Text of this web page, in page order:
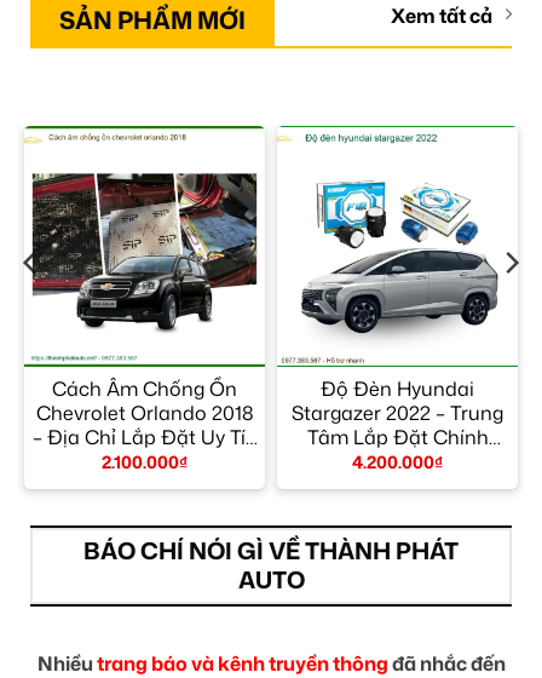
SẢN PHẨM MỚI Xem tất cả
Cách Âm Chống Ồn
Chevrolet Orlando 2018
– Địa Chỉ Lắp Đặt Uy Tín
TPHCM
2.100.000₫
Độ Đèn Hyundai
Stargazer 2022 – Trung
Tâm Lắp Đặt Chính
Hãng Giá Tốt TPHCM
4.200.000₫
BÁO CHÍ NÓI GÌ VỀ THÀNH PHÁT
AUTO
Nhiềutrang báo và kênh truyền thôngđã nhắc đến